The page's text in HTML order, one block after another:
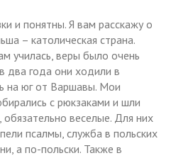
и понятны. Я вам расскажу о
– католическая страна.
училась, веры было очень
два года они ходили в
на юг от Варшавы. Мои
с рюкзаками и шли
веселые. Для них
псалмы, служба в польских
а по-польски. Также в